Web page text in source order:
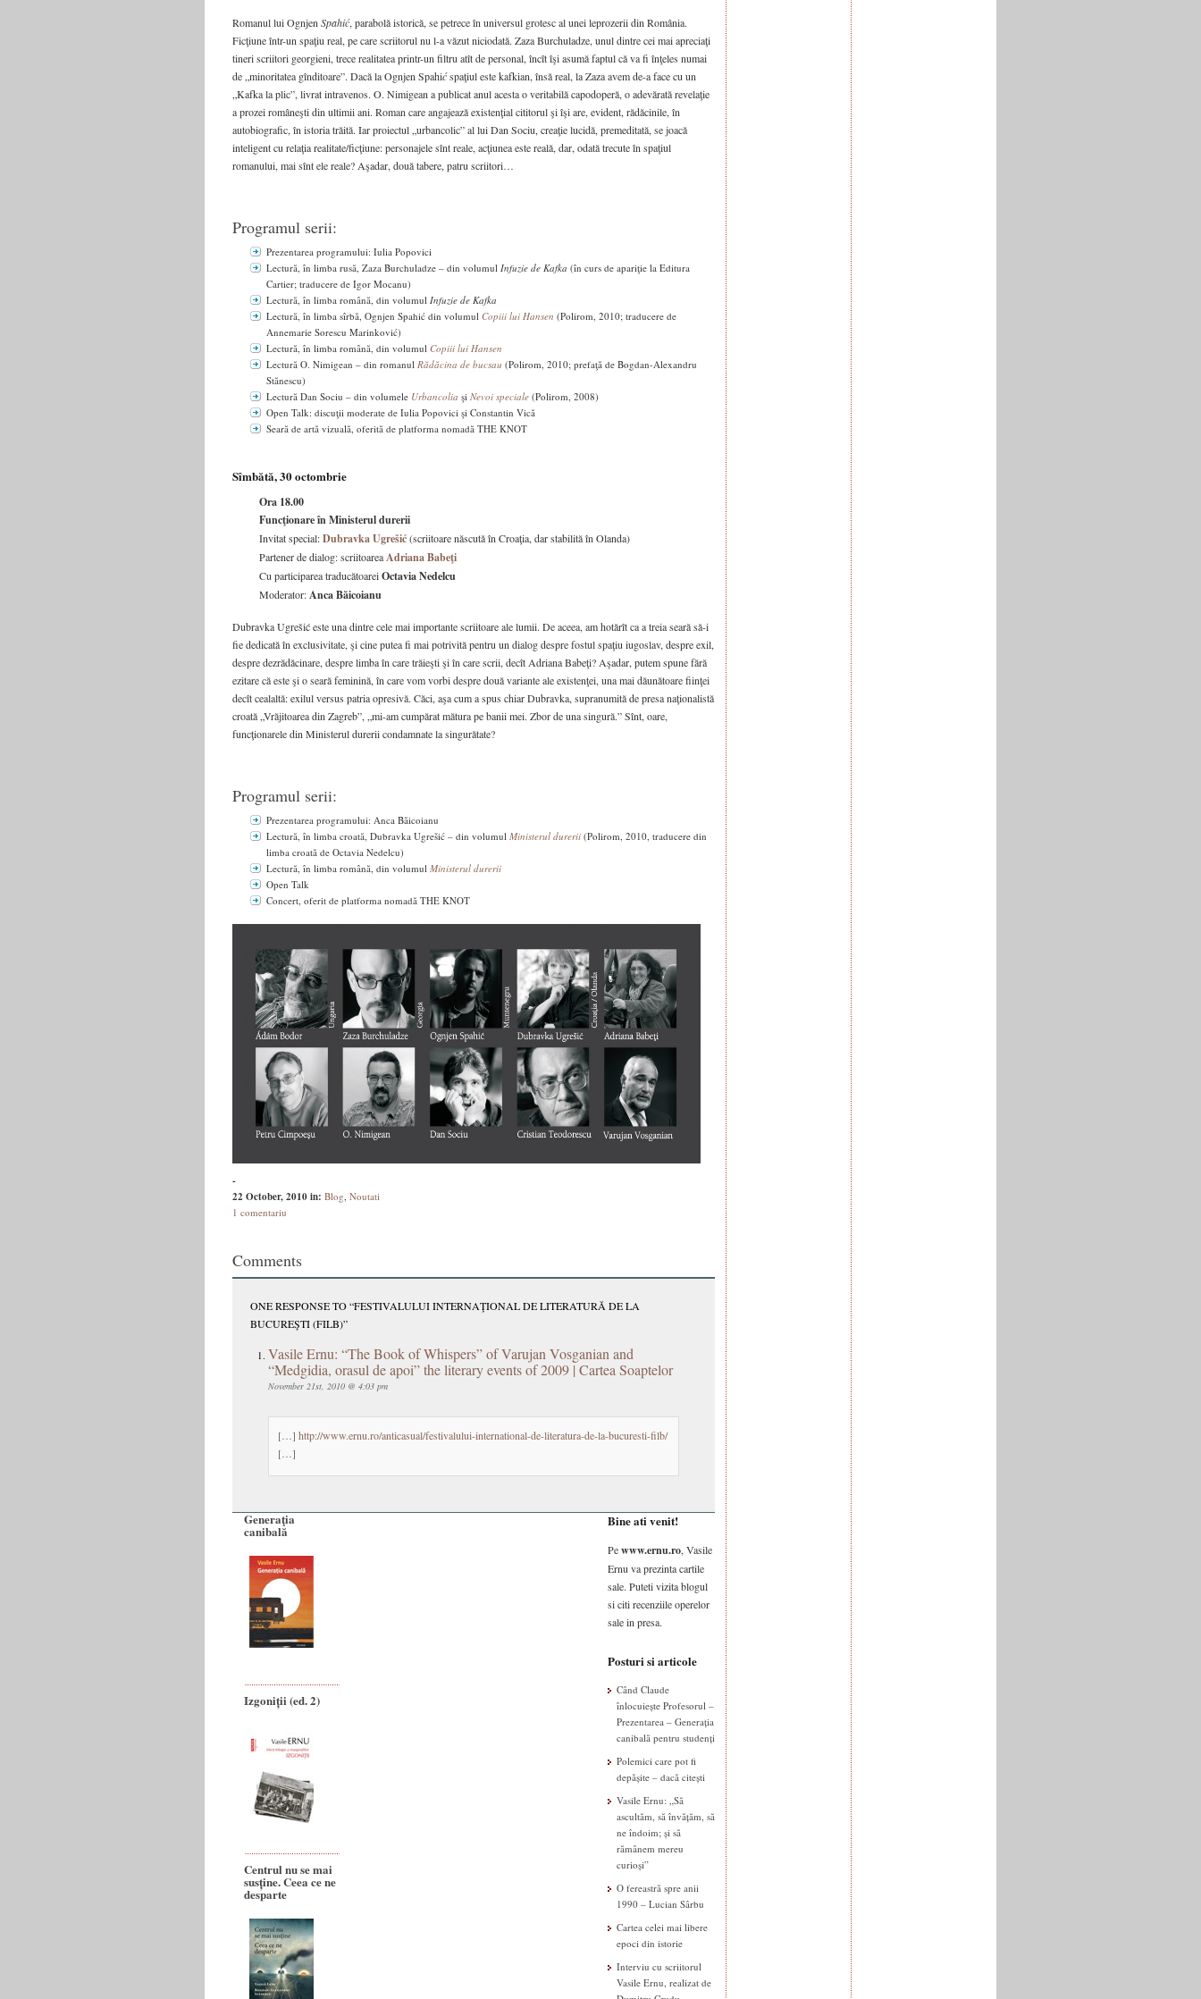
Romanul lui Ognjen Spahić, parabolă istorică, se petrece în universul grotesc al unei leprozerii din România.
Ficţiune într-un spaţiu real, pe care scriitorul nu l-a văzut niciodată. Zaza Burchuladze, unul dintre cei mai apreciaţi
tineri scriitori georgieni, trece realitatea printr-un filtru atît de personal, încît îşi asumă faptul că va fi înţeles numai
de „minoritatea gînditoare”. Dacă la Ognjen Spahićspaţiul este kafkian, însă real, la Zaza avem de-a face cu un
„Kafka la plic”, livrat intravenos. O. Nimigean a publicat anul acesta o veritabilă capodoperă, o adevărată revelaţie
a prozei româneşti din ultimii ani. Roman care angajează existenţial cititorul şi îşi are, evident, rădăcinile, în
autobiografic, în istoria trăită. Iar proiectul „urbancolic” al lui Dan Sociu, creaţie lucidă, premeditată, se joacă
inteligent cu relaţia realitate/ficţiune: personajele sînt reale, acţiunea este reală, dar, odată trecute în spaţiul
romanului, mai sînt ele reale? Aşadar, două tabere, patru scriitori…
Programul serii:
Prezentarea programului: Iulia Popovici
Lectură, în limba rusă, Zaza Burchuladze – din volumul Infuzie de Kafka (în curs de apariţie la Editura
Cartier; traducere de Igor Mocanu)
Lectură, în limba română, din volumul Infuzie de Kafka
Lectură, în limba sîrbă, Ognjen Spahić din volumul Copiii lui Hansen (Polirom, 2010; traducere de
Annemarie Sorescu Marinković)
Lectură, în limba română, din volumul Copiii lui Hansen
Lectură O. Nimigean – din romanul Rădăcina de bucsau (Polirom, 2010; prefaţă de Bogdan-Alexandru
Stănescu)
Lectură Dan Sociu – din volumele Urbancolia şi Nevoi speciale (Polirom, 2008)
Open Talk: discuţii moderate de Iulia Popovici şi Constantin Vică
Seară de artă vizuală, oferită de platforma nomadă THE KNOT
Sîmbătă, 30 octombrie
Ora 18.00
Funcţionare în Ministerul durerii
Invitat special:Dubravka Ugrešić(scriitoare născută în Croaţia, dar stabilită în Olanda)
Partener de dialog: scriitoareaAdriana Babeţi
Cu participarea traducătoareiOctavia Nedelcu
Moderator:Anca Băicoianu
Dubravka Ugrešić este una dintre cele mai importante scriitoare ale lumii. De aceea, am hotărît ca a treia seară să-i
fie dedicată în exclusivitate, şi cine putea fi mai potrivită pentru un dialog despre fostul spaţiu iugoslav, despre exil,
despre dezrădăcinare, despre limba în care trăieşti şi în care scrii, decît Adriana Babeţi? Aşadar, putem spune fără
ezitare că este şi o seară feminină, în care vom vorbi despre două variante ale existenţei, una mai dăunătoare fiinţei
decît cealaltă: exilul versus patria opresivă. Căci, aşa cum a spus chiar Dubravka, supranumită de presa naţionalistă
croată „Vrăjitoarea din Zagreb”, „mi-am cumpărat mătura pe banii mei. Zbor de una singură.” Sînt, oare,
funcţionarele din Ministerul durerii condamnate la singurătate?
Programul serii:
Prezentarea programului: Anca Băicoianu
Lectură, în limba croată, Dubravka Ugrešić – din volumul Ministerul durerii (Polirom, 2010, traducere din
limba croată de Octavia Nedelcu)
Lectură, în limba română, din volumul Ministerul durerii
Open Talk
Concert, oferit de platforma nomadă THE KNOT
-
22 October, 2010in: Blog, Noutati
1 comentariu
Comments
ONE RESPONSE TO “FESTIVALULUI INTERNAŢIONAL DE LITERATURĂ DE LA
BUCUREŞTI (FILB)”
Vasile Ernu: “The Book of Whispers” of Varujan Vosganian and
“Medgidia, orasul de apoi” the literary events of 2009 | Cartea Soaptelor
November 21st, 2010 @ 4:03 pm
[…] http://www.ernu.ro/anticasual/festivalului-international-de-literatura-de-la-bucuresti-filb/
[…]
Generaţia
canibală
Izgoniții (ed. 2)
Centrul nu se mai
susține. Ceea ce ne
desparte
Bine ati venit!
Pewww.ernu.ro, Vasile
Ernu va prezinta cartile
sale. Puteti vizita blogul
si citi recenziile operelor
sale in presa.
Posturi si articole
Când Claude
înlocuiește Profesorul –
Prezentarea – Generația
canibală pentru studenți
Polemici care pot fi
depășite – dacă citești
Vasile Ernu: „Să
ascultăm, să învățăm, să
ne îndoim; și să
rămânem mereu
curioși”
O fereastră spre anii
1990 – Lucian Sârbu
Cartea celei mai libere
epoci din istorie
Interviu cu scriitorul
Vasile Ernu, realizat de